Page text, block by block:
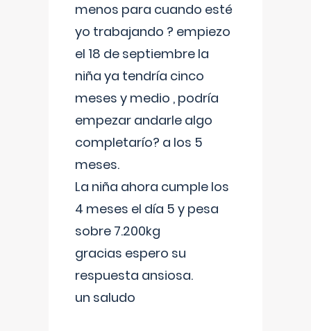
menos para cuando esté
yo trabajando ? empiezo
el 18 de septiembre la
niña ya tendría cinco
meses y medio , podría
empezar andarle algo
completarío? a los 5
meses.
La niña ahora cumple los
4 meses el día 5 y pesa
sobre 7.200kg
gracias espero su
respuesta ansiosa.
un saludo